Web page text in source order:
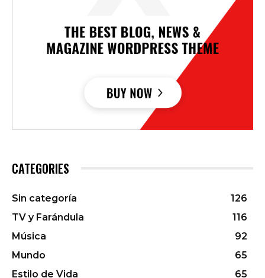
CATEGORIES
Sin categoría
126
TV y Farándula
116
Música
92
Mundo
65
Estilo de Vida
65